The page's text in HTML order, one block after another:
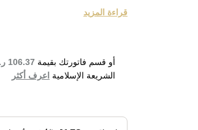
وهو من اصدارات عام 2006.
مذهل ومتقن ومتعدد الوجوه.
يحمل في طياته أناقة وإثارة
قراءة المزيد
أو قسم فاتورتك بقيمة 106.37 ر.س
الشريعة الإسلامية اعرف أكثر